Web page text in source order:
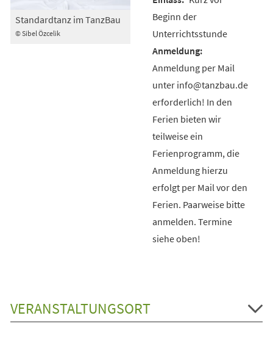
© Sibel Özcelik
Standardtanz im TanzBau
Beginn der
Unterrichtsstunde
Anmeldung per Mail
unter info@tanzbau.de
erforderlich! In den
Ferien bieten wir
teilweise ein
Ferienprogramm, die
Anmeldung hierzu
erfolgt per Mail vor den
Ferien. Paarweise bitte
anmelden. Termine
siehe oben!
VERANSTALTUNGSORT